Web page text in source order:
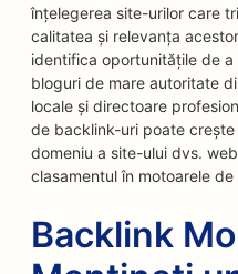
înțelegerea site-urilor care
calitatea și relevanța
identifica oportunitățile de
bloguri de mare autoritate
locale și directoare
de backlink-uri poate
domeniu a site-ului dvs.
clasamentul în motoarele de
Backlink